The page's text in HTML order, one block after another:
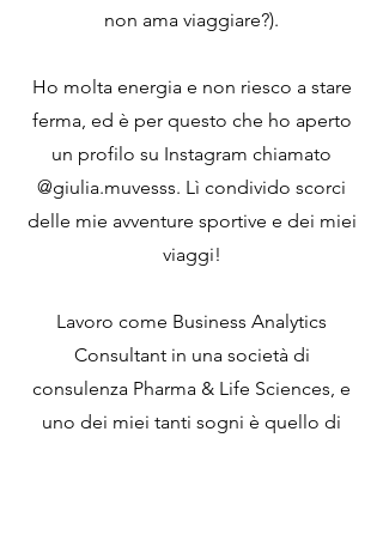
non ama viaggiare?).
Ho molta energia e non riesco a stare
ferma, ed è per questo che ho aperto
un profilo su Instagram chiamato
@giulia.muvesss. Lì condivido scorci
delle mie avventure sportive e dei miei
viaggi!
Lavoro come Business Analytics
Consultant in una società di
consulenza Pharma & Life Sciences, e
uno dei miei tanti sogni è quello di